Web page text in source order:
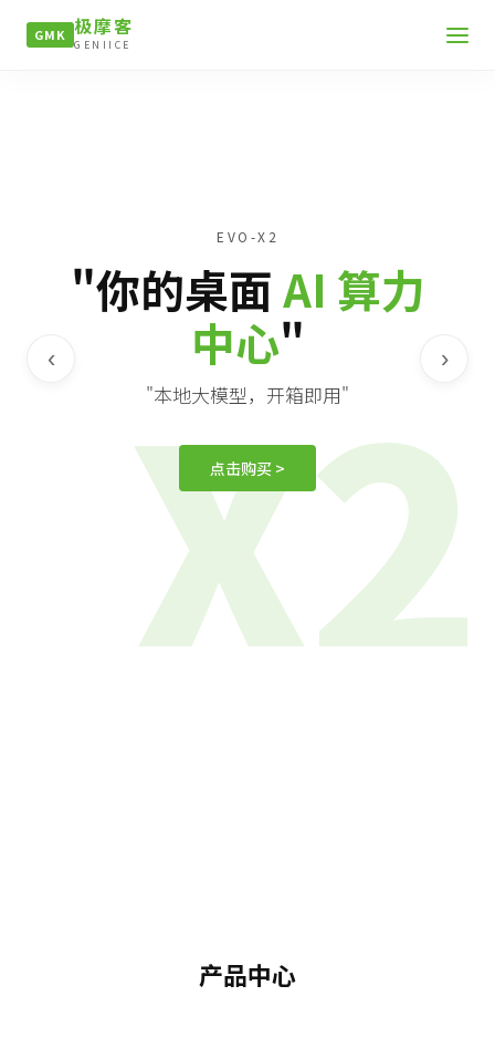
GMK 极摩客
GENIICE
X2
EVO-X2
"你的桌面AI 算力
中心"
"本地大模型，开箱即用"
点击购买 >
‹ ›
产品中心